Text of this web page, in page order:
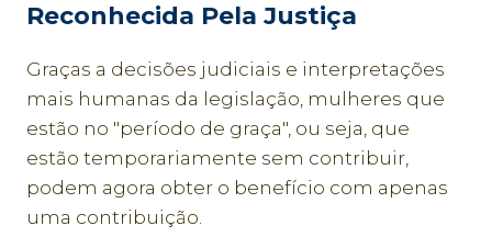
Reconhecida Pela Justiça
Graças a decisões judiciais e interpretações
mais humanas da legislação, mulheres que
estão no "período de graça", ou seja, que
estão temporariamente sem contribuir,
podem agora obter o benefício com apenas
uma contribuição.